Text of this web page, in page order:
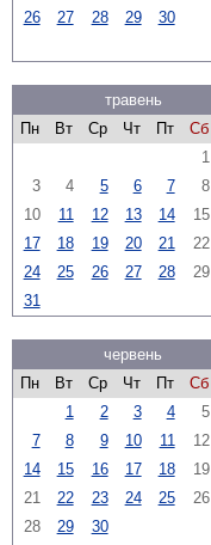
26
27 28 29 30
травень
Пн
Вт Ср Чт Пт Сб
1
3
4 5 6 7 8
10
11 12 13 14 15
17
18 19 20 21 22
24
25 26 27 28 29
31
червень
Пн
Вт Ср Чт Пт Сб
1
2 3 4 5
7
8 9 10 11 12
14
15 16 17 18 19
21
22 23 24 25 26
28
29 30